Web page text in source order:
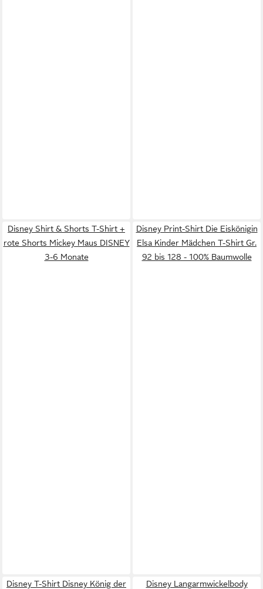
Disney Shirt & Shorts T-Shirt +
rote Shorts Mickey Maus DISNEY
3-6 Monate
Disney Print-Shirt Die Eiskönigin
Elsa Kinder Mädchen T-Shirt Gr.
92 bis 128 - 100% Baumwolle
Disney T-Shirt Disney König der
Disney Langarmwickelbody